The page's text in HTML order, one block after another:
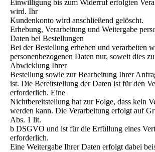
Einwilligung bis zum Widerruf erfolgten
wird. Ihr
Kundenkonto wird anschließend gelöscht.
Erhebung, Verarbeitung und Weitergabe
Daten bei Bestellungen
Bei der Bestellung erheben und verarbeiten
personenbezogenen Daten nur, soweit dies
Abwicklung Ihrer
Bestellung sowie zur Bearbeitung Ihrer
ist. Die Bereitstellung der Daten ist für den
erforderlich. Eine
Nichtbereitstellung hat zur Folge, dass kein
werden kann. Die Verarbeitung erfolgt auf
Abs. 1 lit.
b DSGVO und ist für die Erfüllung eines
erforderlich.
Eine Weitergabe Ihrer Daten erfolgt dabei